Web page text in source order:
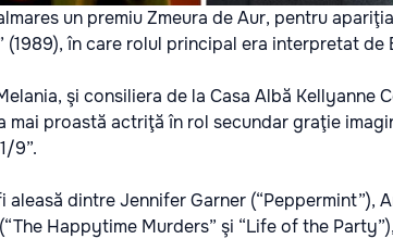
un premiu Zmeura de Aur, pentru
(1989), în care rolul principal era interpretat de
şi consiliera de la Casa Albă Kellyanne
mai proastă actriţă în rol secundar graţie
9”.
dintre Jennifer Garner (“Peppermint”),
Happytime Murders” şi “Life of the